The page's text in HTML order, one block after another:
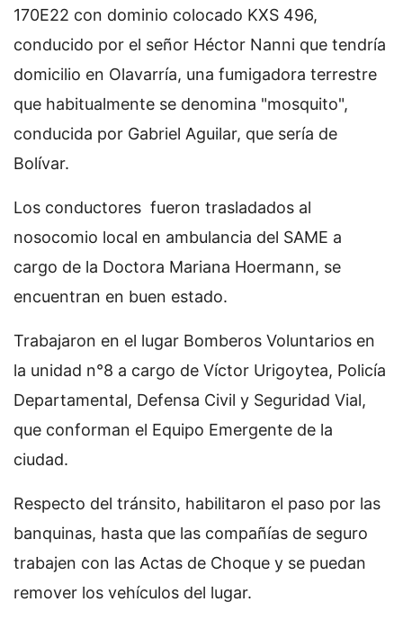
170E22 con dominio colocado KXS 496,
conducido por el señor Héctor Nanni que tendría
domicilio en Olavarría, una fumigadora terrestre
que habitualmente se denomina "mosquito",
conducida por Gabriel Aguilar, que sería de
Bolívar.
Los conductores fueron trasladados al
nosocomio local en ambulancia del SAME a
cargo de la Doctora Mariana Hoermann, se
encuentran en buen estado.
Trabajaron en el lugar Bomberos Voluntarios en
la unidad n°8 a cargo de Víctor Urigoytea, Policía
Departamental, Defensa Civil y Seguridad Vial,
que conforman el Equipo Emergente de la
ciudad.
Respecto del tránsito, habilitaron el paso por las
banquinas, hasta que las compañías de seguro
trabajen con las Actas de Choque y se puedan
remover los vehículos del lugar.